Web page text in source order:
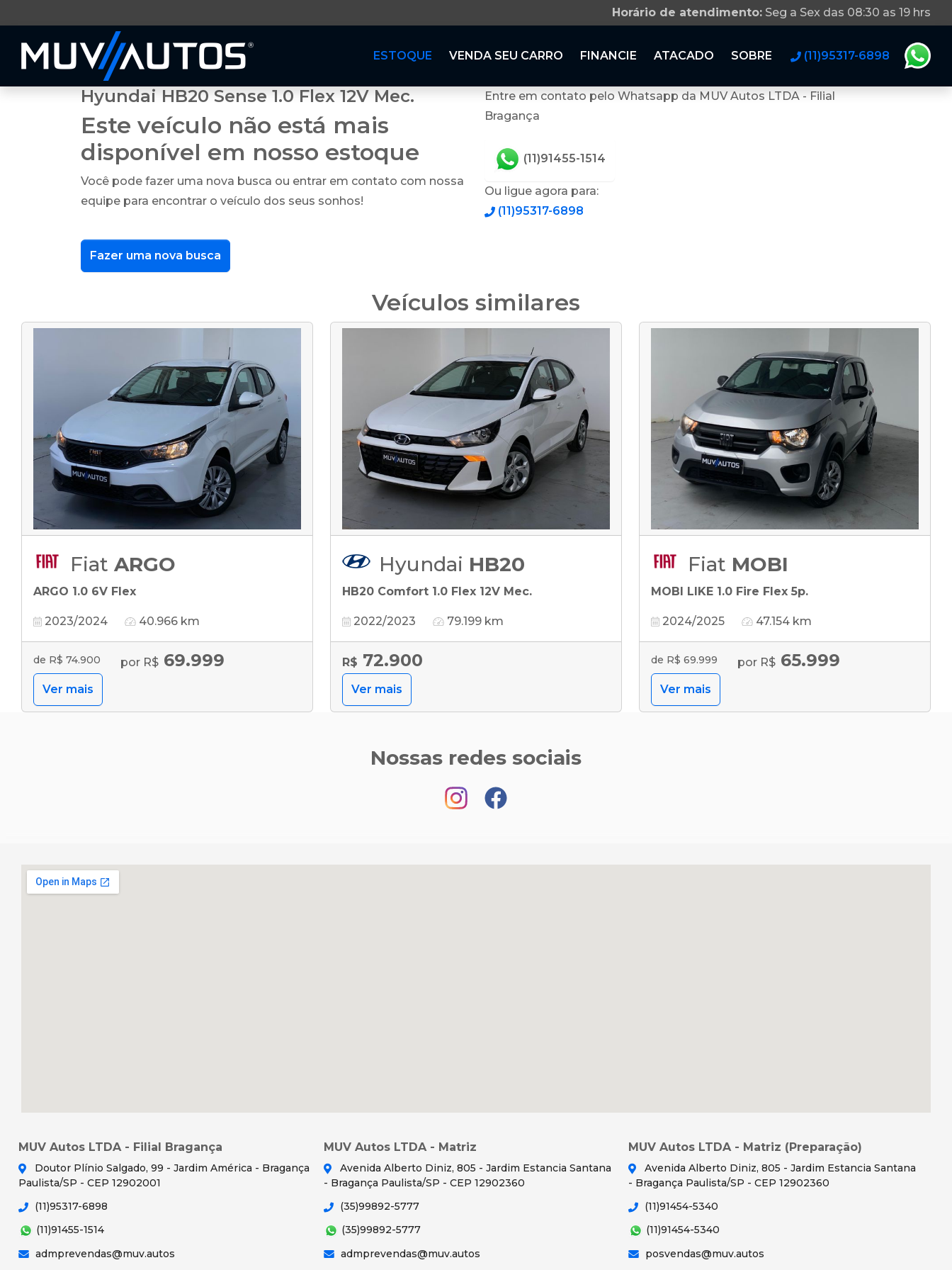
Horário de atendimento: Seg a Sex das 08:30 as 19 hrs
ESTOQUE VENDA SEU CARRO FINANCIE ATACADO SOBRE (11)95317-6898
Hyundai HB20 Sense 1.0 Flex 12V Mec.
Este veículo não está mais
disponível em nosso estoque
Você pode fazer uma nova busca ou entrar em contato com nossa
equipe para encontrar o veículo dos seus sonhos!
Fazer uma nova busca
Entre em contato pelo Whatsapp da MUV Autos LTDA - Filial
Bragança
(11)91455-1514
Ou ligue agora para:
(11)95317-6898
Veículos similares
Fiat ARGO
ARGO 1.0 6V Flex
2023/2024 40.966 km
de R$ 74.900 por R$ 69.999
Ver mais
Hyundai HB20
HB20 Comfort 1.0 Flex 12V Mec.
2022/2023 79.199 km
R$ 72.900
Ver mais
Fiat MOBI
MOBI LIKE 1.0 Fire Flex 5p.
2024/2025 47.154 km
de R$ 69.999 por R$ 65.999
Ver mais
Nossas redes sociais
MUV Autos LTDA - Filial Bragança
Doutor Plínio Salgado, 99 - Jardim América - Bragança
Paulista/SP - CEP 12902001
(11)95317-6898
(11)91455-1514
admprevendas@muv.autos
MUV Autos LTDA - Matriz
Avenida Alberto Diniz, 805 - Jardim Estancia Santana
- Bragança Paulista/SP - CEP 12902360
(35)99892-5777
(35)99892-5777
admprevendas@muv.autos
MUV Autos LTDA - Matriz (Preparação)
Avenida Alberto Diniz, 805 - Jardim Estancia Santana
- Bragança Paulista/SP - CEP 12902360
(11)91454-5340
(11)91454-5340
posvendas@muv.autos